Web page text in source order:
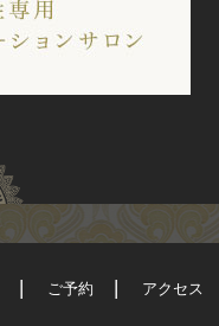
ご予約 アクセス